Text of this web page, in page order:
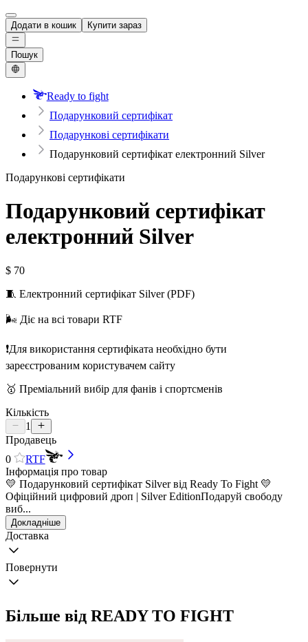
Додати в кошик Купити зараз
Пошук
Ready to fight
Подарунковий сертифікат
Подарункові сертифікати
Подарунковий сертифікат електронний Silver
Подарункові сертифікати
Подарунковий сертифікат
електронний Silver
$ 70
🧵 Електронний сертифікат Silver (PDF)
🌬️ Діє на всі товари RTF
❗️Для використання сертифіката необхідно бути
зареєстрованим користувачем сайту
🥇 Преміальний вибір для фанів і спортсменів
Кількість
1
Продавець
0
RTF
Інформація про товар
💛 Подарунковий сертифікат Silver від Ready To Fight 💛
Офіційний цифровий дроп | Silver EditionПодаруй свободу
виб...
Докладніше
Доставка
Повернути
Більше від READY TO FIGHT